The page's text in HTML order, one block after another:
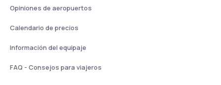
Opiniones de aeropuertos
Calendario de precios
Información del equipaje
FAQ - Consejos para viajeros